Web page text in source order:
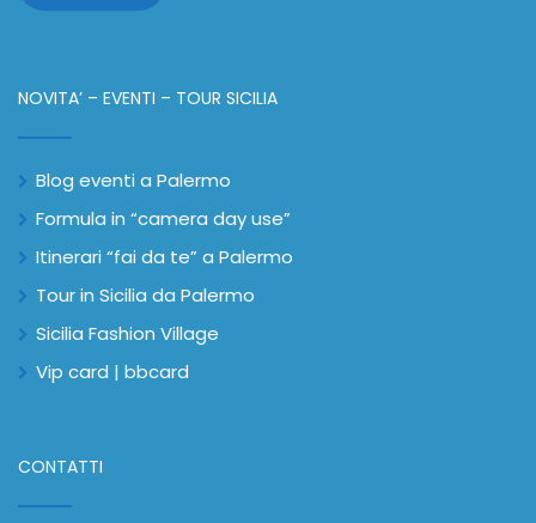
NOVITA’ – EVENTI – TOUR SICILIA
Blog eventi a Palermo
Formula in “camera day use”
Itinerari “fai da te” a Palermo
Tour in Sicilia da Palermo
Sicilia Fashion Village
Vip card | bbcard
CONTATTI